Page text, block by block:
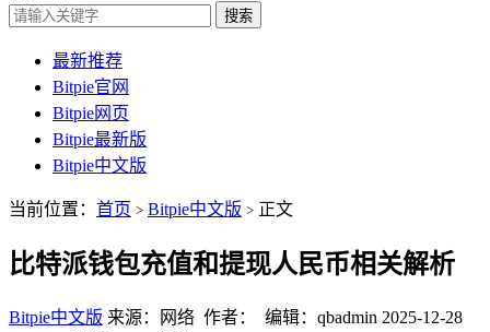
搜索
最新推荐
Bitpie官网
Bitpie网页
Bitpie最新版
Bitpie中文版
当前位置： 首页 > Bitpie中文版 > 正文
比特派钱包充值和提现人民币相关解析
Bitpie中文版 来源：网络 作者： 编辑：qbadmin 2025-12-28